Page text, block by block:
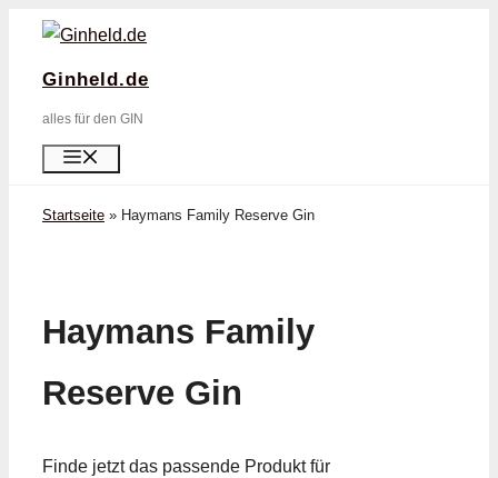
Zum
springen
Ginheld.de
alles für den GIN
Startseite » Haymans Family Reserve Gin
Haymans Family
Reserve Gin
Finde jetzt das passende Produkt für